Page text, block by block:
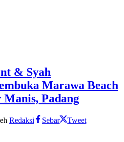
& Syah
Marawa Beach
Padang
Redaksi Sebar Tweet